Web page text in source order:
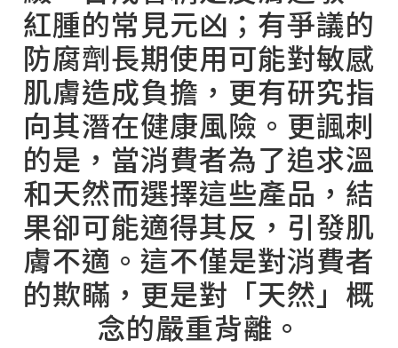
紅腫的常見元凶；有爭議的
防腐劑長期使用可能對敏感
肌膚造成負擔，更有研究指
向其潛在健康風險。更諷刺
的是，當消費者為了追求溫
和天然而選擇這些產品，結
果卻可能適得其反，引發肌
膚不適。這不僅是對消費者
的欺瞞，更是對「天然」概
念的嚴重背離。